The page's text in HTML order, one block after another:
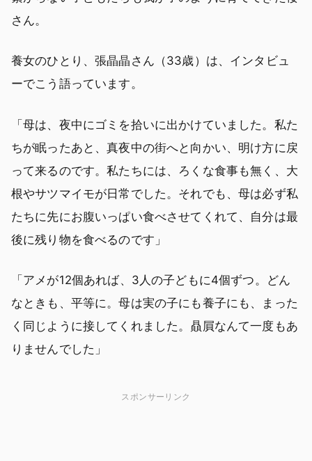
さん。
養女のひとり、張晶晶さん（33歳）は、インタビュ
ーでこう語っています。
「母は、夜中にゴミを拾いに出かけていました。私た
ちが眠ったあと、真夜中の街へと向かい、明け方に戻
って来るのです。私たちには、ろくな食事も無く、大
根やサツマイモが日常でした。それでも、母は必ず私
たちに先にお腹いっぱい食べさせてくれて、自分は最
後に残り物を食べるのです」
「アメが12個あれば、3人の子どもに4個ずつ。どん
なときも、平等に。母は実の子にも養子にも、まった
く同じように接してくれました。贔屓なんて一度もあ
りませんでした」
スポンサーリンク